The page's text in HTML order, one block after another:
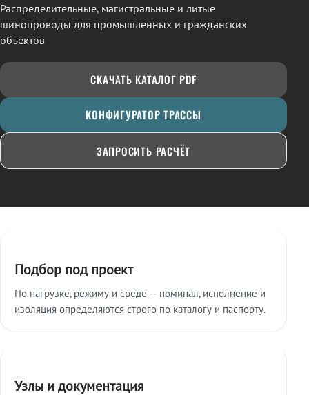
Распределительные, магистральные и литые
шинопроводы для промышленных и гражданских
объектов
СКАЧАТЬ КАТАЛОГ PDF
КОНФИГУРАТОР ТРАССЫ
ЗАПРОСИТЬ РАСЧЁТ
Подбор под проект
По нагрузке, режиму и среде — номинал, исполнение и
изоляция определяются строго по каталогу и паспорту.
Узлы и документация